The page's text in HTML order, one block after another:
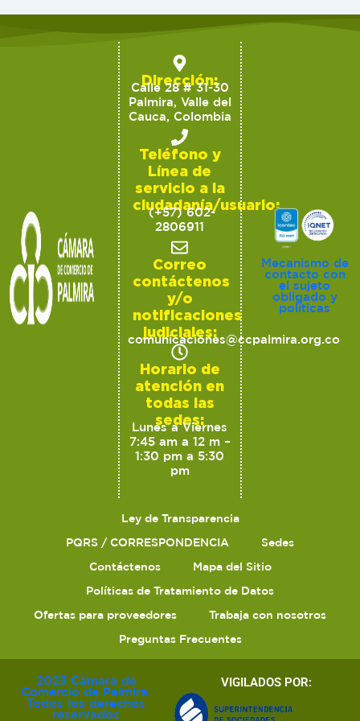
Dirección:
Calle 28 # 31-30
Palmira, Valle del
Cauca, Colombia
Teléfono y
Línea de
servicio a la
ciudadanía/usuario:
(+57) 602-
2806911
Correo
contáctenos
y/o
notificaciones
judiciales:
comunicaciones@ccpalmira.org.co
Horario de
atención en
todas las
sedes:
Lunes a Viernes
7:45 am a 12 m –
1:30 pm a 5:30
pm
Mecanismo de
contacto con
el sujeto
obligado y
políticas
Ley de Transparencia
PQRS / CORRESPONDENCIA
Sedes
Contáctenos
Mapa del Sitio
Políticas de Tratamiento de Datos
Ofertas para proveedores
Trabaja con nosotros
Preguntas Frecuentes
2023 Cámara de
Comercio de Palmira.
Todos los derechos
reservados
VIGILADOS POR: